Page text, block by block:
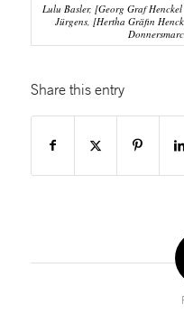
Lulu Basler, [Georg Graf
Jürgens, [Hertha Gräfin
Share this entry